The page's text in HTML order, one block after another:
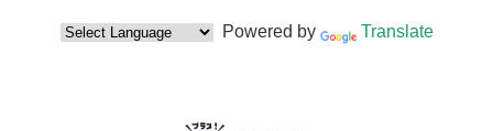
Powered by Translate